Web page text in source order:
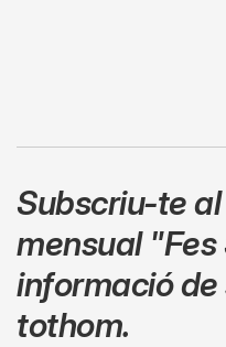
Subscriu-te
mensual "Fes
informació
tothom.